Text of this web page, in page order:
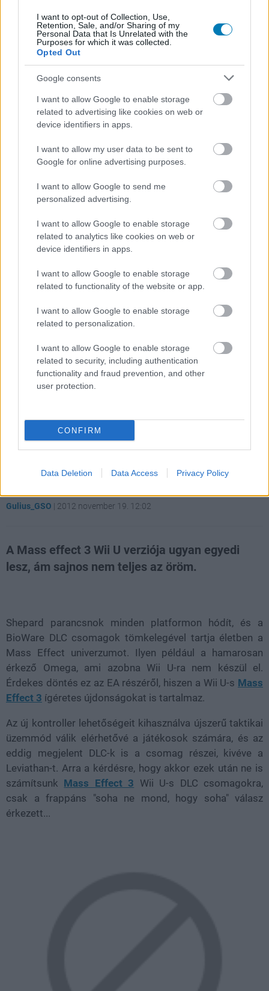
I want to opt-out of Collection, Use,
Retention, Sale, and/or Sharing of my
Personal Data that Is Unrelated with the
Purposes for which it was collected.
Opted Out
Google consents
I want to allow Google to enable storage
related to advertising like cookies on web or
device identifiers in apps.
I want to allow my user data to be sent to
Google for online advertising purposes.
I want to allow Google to send me
personalized advertising.
I want to allow Google to enable storage
related to analytics like cookies on web or
device identifiers in apps.
I want to allow Google to enable storage
related to functionality of the website or app.
I want to allow Google to enable storage
related to personalization.
I want to allow Google to enable storage
related to security, including authentication
functionality and fraud prevention, and other
user protection.
CONFIRM
Data Deletion Data Access Privacy Policy
hangulata – Jön a második forduló! (X)
Július végén folytatódik a balatoni strandröplabda-
sorozat.
Nem lesz Mass Effect 3: Omega
Wii U-ra
Gulius_GSO | 2012 november 19. 12:02
A Mass effect 3 Wii U verziója ugyan egyedi
lesz, ám sajnos nem teljes az öröm.
Shepard parancsnok minden platformon hódít, és a
BioWare DLC csomagok tömkelegével tartja életben a
Mass Effect univerzumot. Ilyen például a hamarosan
érkező Omega, ami azobna Wii U-ra nem készül el.
Érdekes döntés ez az EA részéről, hiszen a Wii U-s Mass
Effect 3 ígéretes újdonságokat is tartalmaz.
Az új kontroller lehetőségeit kihasználva újszerű taktikai
üzemmód válik elérhetővé a játékosok számára, és az
eddig megjelent DLC-k is a csomag részei, kivéve a
Leviathan-t. Arra a kérdésre, hogy akkor ezek után ne is
számítsunk Mass Effect 3 Wii U-s DLC csomagokra,
csak a frappáns "soha ne mond, hogy soha" válasz
érkezett...